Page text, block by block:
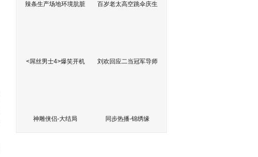
辣条生产场地环境肮脏 百岁老太高空跳伞庆生
<屌丝男士4>爆笑开机 刘欢回应二当冠军导师
神雕侠侣-大结局 同步热播-锦绣缘